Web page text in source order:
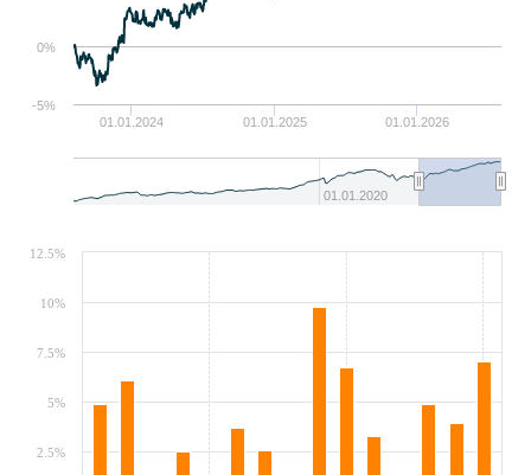
01.01.2024 01.01.2025 01.01.2026
01.01.2020
-5%
0%
2.5%
5%
7.5%
10%
12.5%